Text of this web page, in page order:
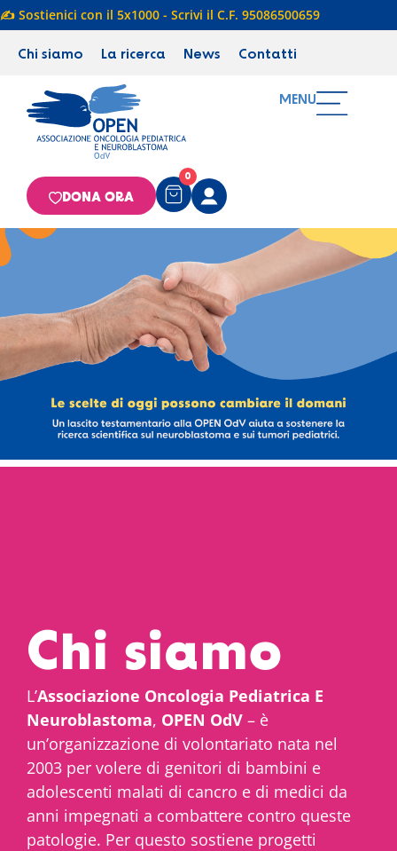
✍️ Sostienici con il 5x1000 - Scrivi il C.F. 95086500659
Chi siamo La ricerca News Contatti
MENU
0
DONA ORA
Chi siamo
L’Associazione Oncologia Pediatrica E
Neuroblastoma, OPEN OdV – è
un’organizzazione di volontariato nata nel
2003 per volere di genitori di bambini e
adolescenti malati di cancro e di medici da
anni impegnati a combattere contro queste
patologie. Per questo sostiene progetti